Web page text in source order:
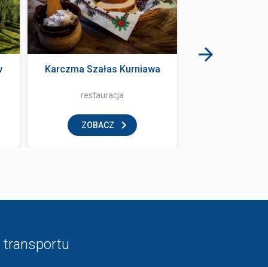
Karczma Szałas Kurniawa
restauracja
ZOBACZ
transportu